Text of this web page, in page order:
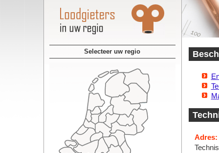
Selecteer uw regio
Adres: